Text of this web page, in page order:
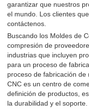
garantizar que nuestros
el mundo. Los clientes
contáctenos.
Buscando los Moldes de
compresión de
industrias que incluyen
para un proceso de
proceso de fabricación
CNC es un centro de
definición de productos,
la durabilidad y el soporte.